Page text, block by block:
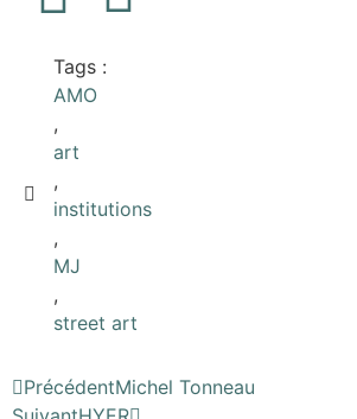
Tags :
AMO
,
art
,
institutions
,
MJ
,
street art
PrécédentMichel Tonneau